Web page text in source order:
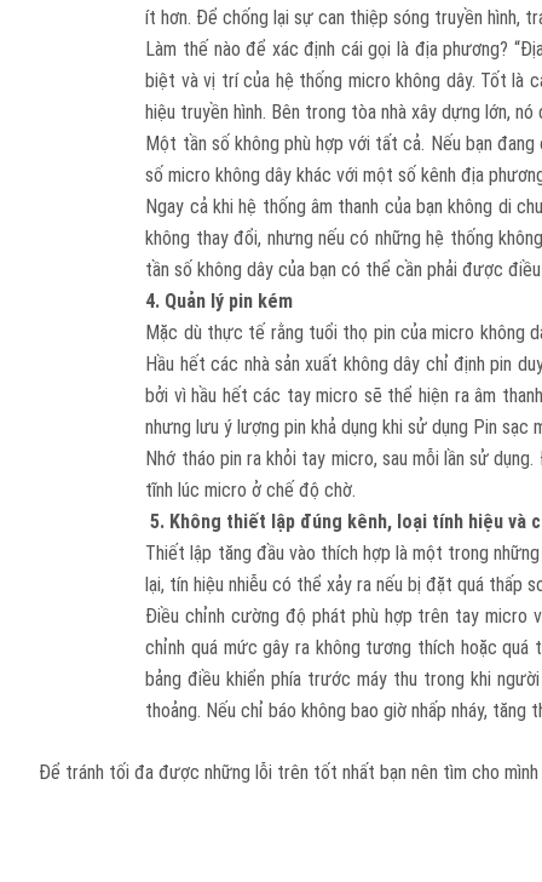
ít hơn. Để chống lại sự can thiệp sóng truyền hình,
Làm thế nào để xác định cái gọi là địa phương?
biệt và vị trí của hệ thống micro không dây. Tốt là
hiệu truyền hình. Bên trong tòa nhà xây dựng lớn,
Một tần số không phù hợp với tất cả. Nếu bạn
số micro không dây khác với một số kênh địa
Ngay cả khi hệ thống âm thanh của bạn không di
không thay đổi, nhưng nếu có những hệ thống
tần số không dây của bạn có thể cần phải được
4. Quản lý pin kém
Mặc dù thực tế rằng tuổi thọ pin của micro không
Hầu hết các nhà sản xuất không dây chỉ định pin
bởi vì hầu hết các tay micro sẽ thể hiện ra âm
nhưng lưu ý lượng pin khả dụng khi sử dụng Pin
Nhớ tháo pin ra khỏi tay micro, sau mỗi lần sử
tĩnh lúc micro ở chế độ chờ.
5. Không thiết lập đúng kênh, loại tính hiệu và
Thiết lập tăng đầu vào thích hợp là một trong
lại, tín hiệu nhiễu có thể xảy ra nếu bị đặt quá thấp
Điều chỉnh cường độ phát phù hợp trên tay micro
chỉnh quá mức gây ra không tương thích hoặc
bảng điều khiển phía trước máy thu trong khi
thoảng. Nếu chỉ báo không bao giờ nhấp nháy,
Để tránh tối đa được những lỗi trên tốt nhất bạn nên tìm cho